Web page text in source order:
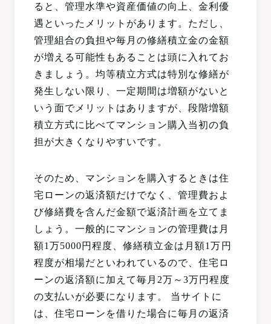
ると、管理水準や資産価値の向上、金利優
遇といったメリットがあります。ただし、
管理組合の負担や毎月の修繕積立金の金額
が増える可能性もあることは頭に入れてお
きましょう。均等積立方式は特別な修繕が
発生しない限り、一定期間は増額がないと
いう面でメリットはありますが、段階増額
積立方式に比べてマンション購入当初の負
担が大きくなりやすいです。
そのため、マンションを購入するときは住
宅ローンの返済額だけでなく、管理費およ
び修繕費を含んだ金額で返済計画を立てま
しょう。一般的にマンションの管理費は月
額1万5000円程度、修繕積立金は月額1万円
程度が相場だといわれているので、住宅ロ
ーンの返済額に加えて毎月2万～3万円程度
の支払いが必要になります。 当サイトに
は、住宅ローンを借りた場合に毎月の返済